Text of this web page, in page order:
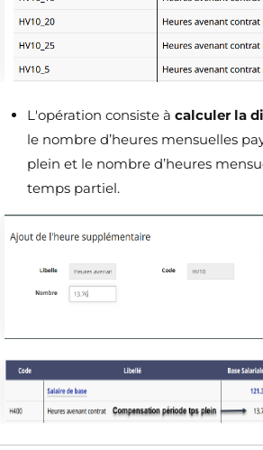
L'opération consiste à calculer la
le nombre d’heures mensuelles
plein et le nombre d’heures
temps partiel.